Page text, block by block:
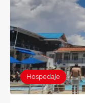
Hospedaje